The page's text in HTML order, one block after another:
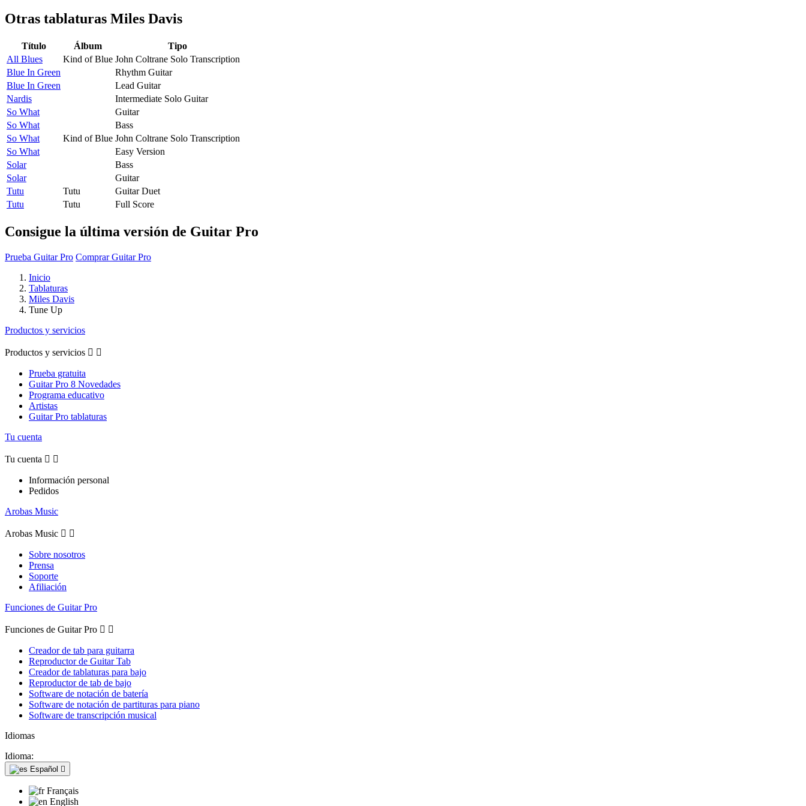
Otras tablaturas Miles Davis
Título Álbum
Tipo
All Blues
Kind of Blue John Coltrane Solo Transcription
Blue In Green
Rhythm Guitar
Blue In Green
Lead Guitar
Nardis
Intermediate Solo Guitar
So What
Guitar
So What
Bass
So What
Kind of Blue John Coltrane Solo Transcription
So What
Easy Version
Solar
Bass
Solar
Guitar
Tutu
Tutu
Guitar Duet
Tutu
Tutu Full Score
Consigue la última versión de Guitar Pro
Prueba Guitar Pro Comprar Guitar Pro
Inicio
Tablaturas
Miles Davis
Tune Up
Productos y servicios
Productos y servicios  
Prueba gratuita
Guitar Pro 8 Novedades
Programa educativo
Artistas
Guitar Pro tablaturas
Tu cuenta
Tu cuenta  
Información personal
Pedidos
Arobas Music
Arobas Music  
Sobre nosotros
Prensa
Soporte
Afiliación
Funciones de Guitar Pro
Funciones de Guitar Pro  
Creador de tab para guitarra
Reproductor de Guitar Tab
Creador de tablaturas para bajo
Reproductor de tab de bajo
Software de notación de batería
Software de notación de partituras para piano
Software de transcripción musical
Idiomas
Idioma:
Español 
Français
English